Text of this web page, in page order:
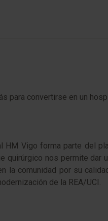
para convertirse en un
Vigo forma parte del
quirúrgico nos permite dar
la comunidad por su
de la REA/UCI.